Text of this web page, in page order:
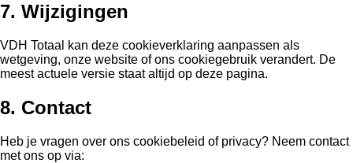
7. Wijzigingen
VDH Totaal kan deze cookieverklaring aanpassen als
wetgeving, onze website of ons cookiegebruik verandert. De
meest actuele versie staat altijd op deze pagina.
8. Contact
Heb je vragen over ons cookiebeleid of privacy? Neem contact
met ons op via: